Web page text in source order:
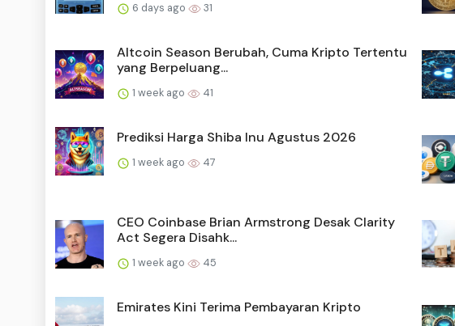
6 days ago 31
Altcoin Season Berubah, Cuma Kripto Tertentu
yang Berpeluang...
1 week ago 41
Prediksi Harga Shiba Inu Agustus 2026
1 week ago 47
CEO Coinbase Brian Armstrong Desak Clarity
Act Segera Disahk...
1 week ago 45
Emirates Kini Terima Pembayaran Kripto